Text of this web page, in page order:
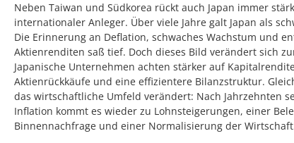
Neben Taiwan und Südkorea rückt auch Japan immer
internationaler Anleger. Über viele Jahre galt Japan als
Die Erinnerung an Deflation, schwaches Wachstum und
Aktienrenditen saß tief. Doch dieses Bild verändert sich
Japanische Unternehmen achten stärker auf
Aktienrückkäufe und eine effizientere Bilanzstruktur.
das wirtschaftliche Umfeld verändert: Nach Jahrzehnten
Inflation kommt es wieder zu Lohnsteigerungen, einer
Binnennachfrage und einer Normalisierung der